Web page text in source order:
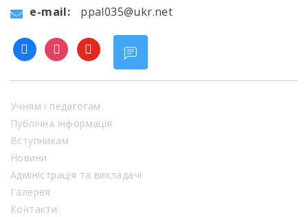
e-mail:
ppal035@ukr.net
facebookinstagram
youtube
Учням і педагогам
Публічна інформація
Вступникам
Новини
Адміністрація та викладачі
Галерея
Контакти